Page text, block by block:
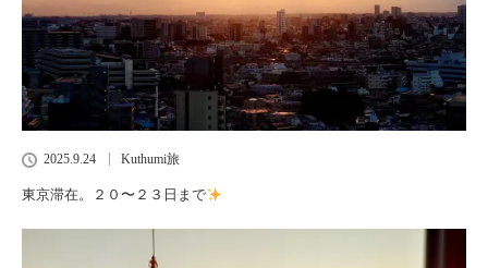
2025.9.24 Kuthumi旅
東京滞在。２０〜２３日まで